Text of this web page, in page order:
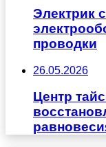
Электрик
проводки
26.05.2026
Центр